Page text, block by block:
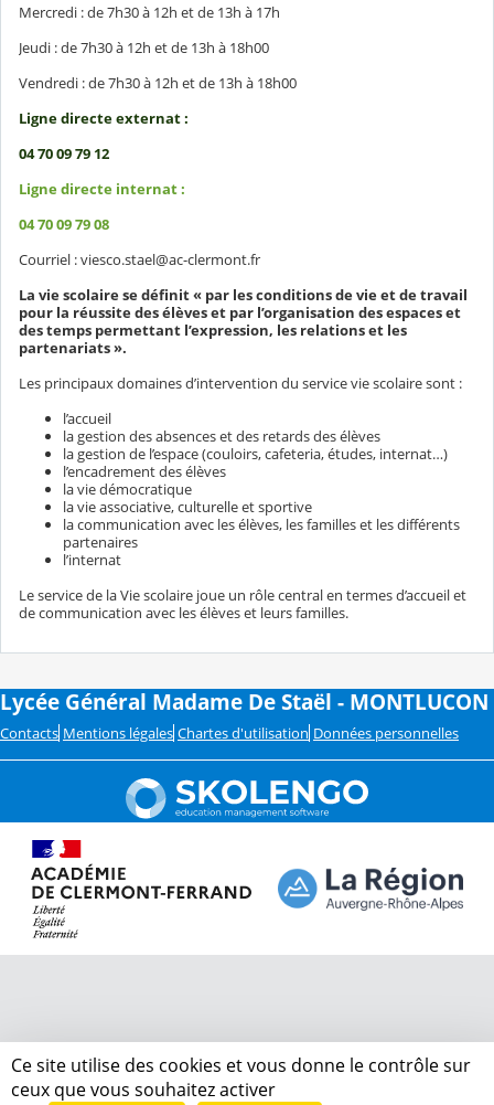
Mercredi : de 7h30 à 12h et de 13h à 17h
Jeudi : de 7h30 à 12h et de 13h à 18h00
Vendredi : de 7h30 à 12h et de 13h à 18h00
Ligne directe externat :
04 70 09 79 12
Ligne directe internat :
04 70 09 79 08
Courriel : viesco.stael@ac-clermont.fr
La vie scolaire se définit « par les conditions de vie et de travail
pour la réussite des élèves et par l’organisation des espaces et
des temps permettant l’expression, les relations et les
partenariats ».
Les principaux domaines d’intervention du service vie scolaire sont :
l’accueil
la gestion des absences et des retards des élèves
la gestion de l’espace (couloirs, cafeteria, études, internat…)
l’encadrement des élèves
la vie démocratique
la vie associative, culturelle et sportive
la communication avec les élèves, les familles et les différents
partenaires
l’internat
Le service de la Vie scolaire joue un rôle central en termes d’accueil et
de communication avec les élèves et leurs familles.
Lycée Général Madame De Staël - MONTLUCON
Contacts Mentions légales Chartes d'utilisation Données personnelles
Ce site utilise des cookies et vous donne le contrôle sur
ceux que vous souhaitez activer